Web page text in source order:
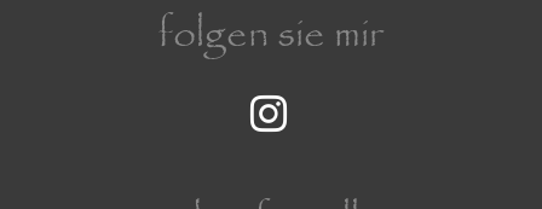
folgen sie mir